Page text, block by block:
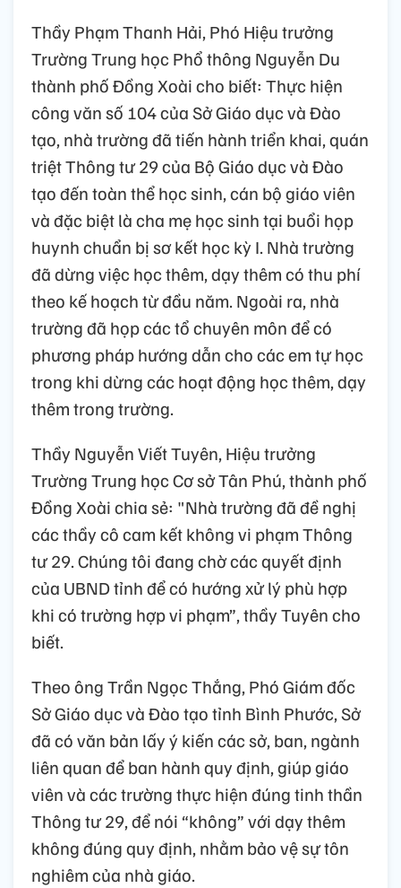
Thầy Phạm Thanh Hải, Phó Hiệu trưởng
Trường Trung học Phổ thông Nguyễn Du
thành phố Đồng Xoài cho biết: Thực hiện
công văn số 104 của Sở Giáo dục và Đào
tạo, nhà trường đã tiến hành triển khai, quán
triệt Thông tư 29 của Bộ Giáo dục và Đào
tạo đến toàn thể học sinh, cán bộ giáo viên
và đặc biệt là cha mẹ học sinh tại buổi họp
huynh chuẩn bị sơ kết học kỳ I. Nhà trường
đã dừng việc học thêm, dạy thêm có thu phí
theo kế hoạch từ đầu năm. Ngoài ra, nhà
trường đã họp các tổ chuyên môn để có
phương pháp hướng dẫn cho các em tự học
trong khi dừng các hoạt động học thêm, dạy
thêm trong trường.
Thầy Nguyễn Viết Tuyên, Hiệu trưởng
Trường Trung học Cơ sở Tân Phú, thành phố
Đồng Xoài chia sẻ: "Nhà trường đã đề nghị
các thầy cô cam kết không vi phạm Thông
tư 29. Chúng tôi đang chờ các quyết định
của UBND tỉnh để có hướng xử lý phù hợp
khi có trường hợp vi phạm”, thầy Tuyên cho
biết.
Theo ông Trần Ngọc Thắng, Phó Giám đốc
Sở Giáo dục và Đào tạo tỉnh Bình Phước, Sở
đã có văn bản lấy ý kiến các sở, ban, ngành
liên quan để ban hành quy định, giúp giáo
viên và các trường thực hiện đúng tinh thần
Thông tư 29, để nói “không” với dạy thêm
không đúng quy định, nhằm bảo vệ sự tôn
nghiêm của nhà giáo.